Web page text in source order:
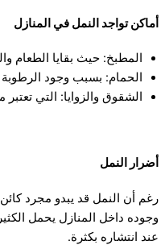
أماكن تواجد النمل في المنازل
المطبخ: حيث بقايا الطعام
الحمام: بسبب وجود الرطوبة
الشقوق والزوايا: التي
أضرار النمل
رغم أن النمل قد يبدو مجرد
وجوده داخل المنازل يحمل
عند انتشاره بكثرة.